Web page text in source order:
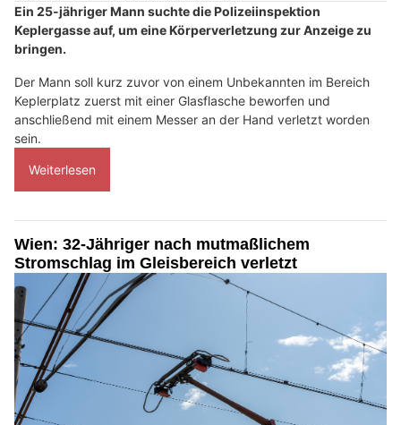
Ein 25-jähriger Mann suchte die Polizeiinspektion
Keplergasse auf, um eine Körperverletzung zur Anzeige zu
bringen.
Der Mann soll kurz zuvor von einem Unbekannten im Bereich
Keplerplatz zuerst mit einer Glasflasche beworfen und
anschließend mit einem Messer an der Hand verletzt worden
sein.
Weiterlesen
Wien: 32-Jähriger nach mutmaßlichem
Stromschlag im Gleisbereich verletzt